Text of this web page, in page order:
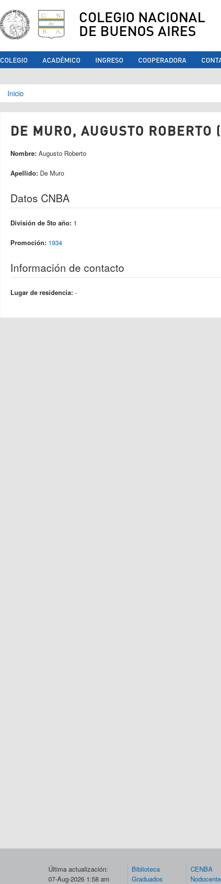
COLEGIO NACIONAL
DE BUENOS AIRES
COLEGIO ACADÉMICO INGRESO COOPERADORA
Se encuentra usted aquí
Inicio
DE MURO, AUGUSTO ROBERTO
Nombre: Augusto Roberto
Apellido: De Muro
Datos CNBA
División de 5to año: 1
Promoción: 1934
Información de contacto
Lugar de residencia: -
Última actualización:
07-Aug-2026 1:58 am
Biblioteca
Graduados
CENBA